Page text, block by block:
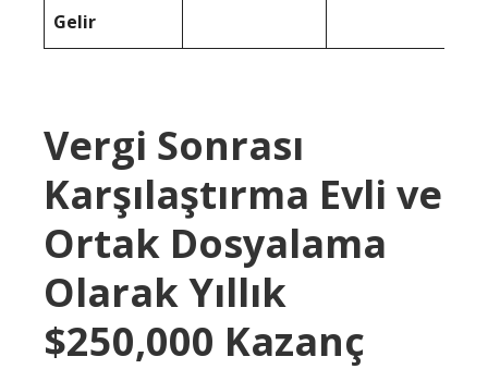
Gelir
Vergi Sonrası
Karşılaştırma Evli ve
Ortak Dosyalama
Olarak Yıllık
$250,000 Kazanç